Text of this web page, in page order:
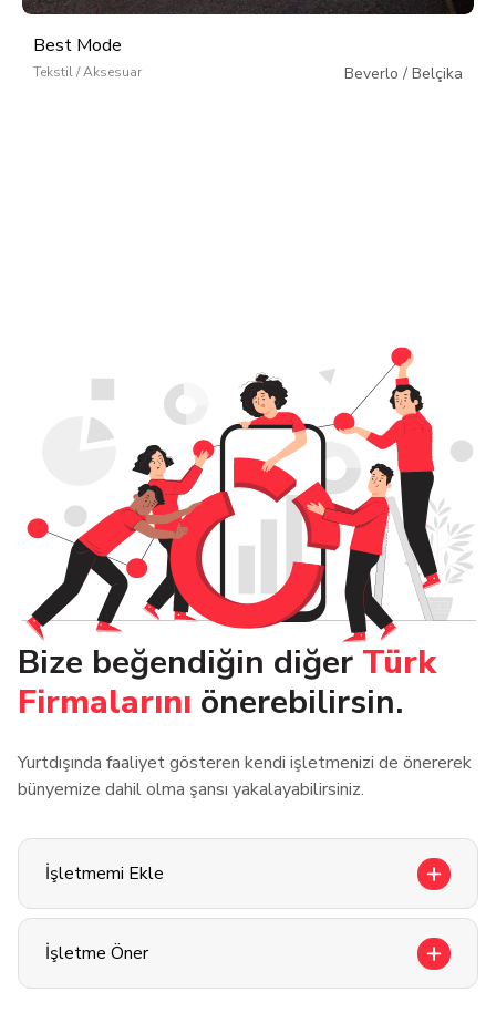
Best Mode
Tekstil / Aksesuar Beverlo / Belçika
Bize beğendiğin diğer Türk
Firmalarını önerebilirsin.
Yurtdışında faaliyet gösteren kendi işletmenizi de önererek
bünyemize dahil olma şansı yakalayabilirsiniz.
İşletmemi Ekle
İşletme Öner